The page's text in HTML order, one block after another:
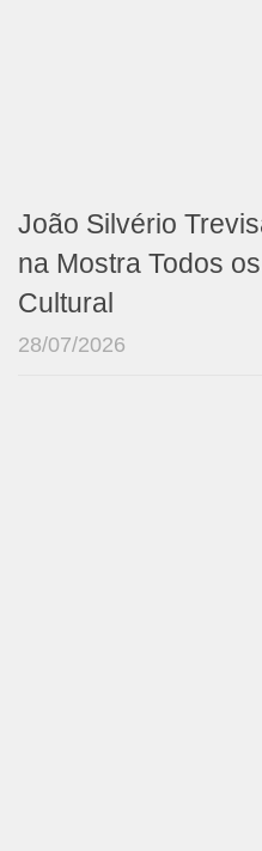
João Silvério
na Mostra Todos
Cultural
28/07/2026